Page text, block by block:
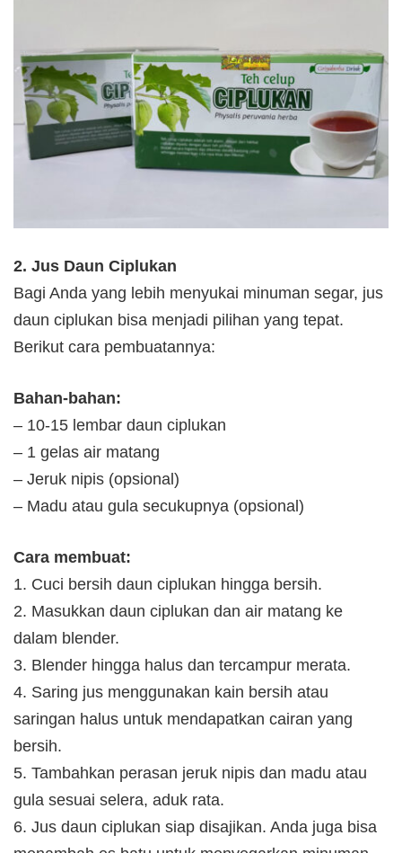
2. Jus Daun Ciplukan
Bagi Anda yang lebih menyukai minuman segar, jus
daun ciplukan bisa menjadi pilihan yang tepat.
Berikut cara pembuatannya:
Bahan-bahan:
– 10-15 lembar daun ciplukan
– 1 gelas air matang
– Jeruk nipis (opsional)
– Madu atau gula secukupnya (opsional)
Cara membuat:
1. Cuci bersih daun ciplukan hingga bersih.
2. Masukkan daun ciplukan dan air matang ke
dalam blender.
3. Blender hingga halus dan tercampur merata.
4. Saring jus menggunakan kain bersih atau
saringan halus untuk mendapatkan cairan yang
bersih.
5. Tambahkan perasan jeruk nipis dan madu atau
gula sesuai selera, aduk rata.
6. Jus daun ciplukan siap disajikan. Anda juga bisa